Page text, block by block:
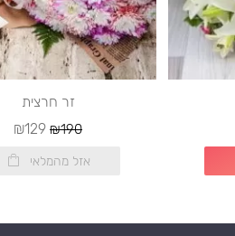
זר חרצית
₪190
₪129
אזל מהמלאי